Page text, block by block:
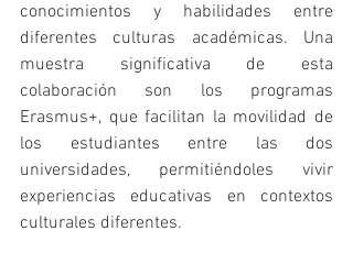
conocimientos y habilidades entre
diferentes culturas académicas. Una
muestra significativa de esta
colaboración son los programas
Erasmus+, que facilitan la movilidad de
los estudiantes entre las dos
universidades, permitiéndoles vivir
experiencias educativas en contextos
culturales diferentes.